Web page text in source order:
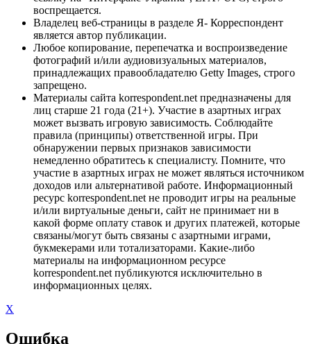
воспрещается.
Владелец веб-страницы в разделе Я- Корреспондент
является автор публикации.
Любое копирование, перепечатка и воспроизведение
фотографий и/или аудиовизуальных материалов,
принадлежащих правообладателю Getty Images, строго
запрещено.
Материалы сайта korrespondent.net предназначены для
лиц старше 21 года (21+). Участие в азартных играх
может вызвать игровую зависимость. Соблюдайте
правила (принципы) ответственной игры. При
обнаружении первых признаков зависимости
немедленно обратитесь к специалисту. Помните, что
участие в азартных играх не может являться источником
доходов или альтернативой работе. Информационный
ресурс korrespondent.net не проводит игры на реальные
и/или виртуальные деньги, сайт не принимает ни в
какой форме оплату ставок и других платежей, которые
связаны/могут быть связаны с азартными играми,
букмекерами или тотализаторами. Какие-либо
материалы на информационном ресурсе
korrespondent.net публикуются исключительно в
информационных целях.
X
Ошибка